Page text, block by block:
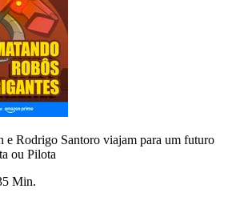
e Rodrigo Santoro viajam para um futuro
ou Pilota
Min.